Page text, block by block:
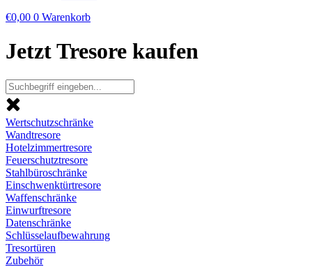
€0,00 0 Warenkorb
Jetzt Tresore kaufen
Wertschutzschränke
Wandtresore
Hotelzimmertresore
Feuerschutztresore
Stahlbüroschränke
Einschwenktürtresore
Waffenschränke
Einwurftresore
Datenschränke
Schlüsselaufbewahrung
Tresortüren
Zubehör